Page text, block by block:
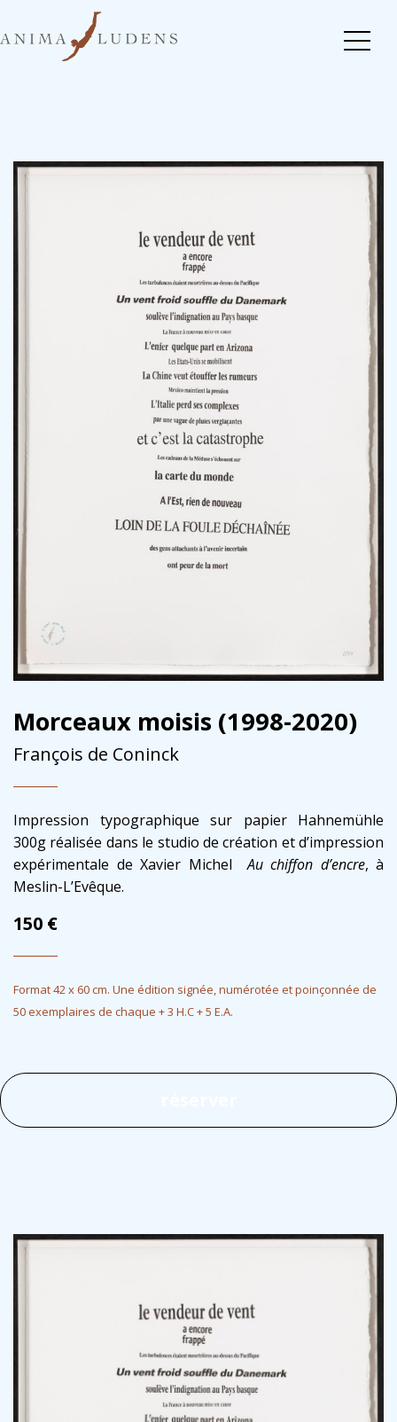
Morceaux moisis (1998-2020)
François de Coninck
Impression typographique sur papier Hahnemühle
300g réalisée dans le studio de création et d’impression
expérimentale de Xavier MichelAu chiffon d’encre, à
Meslin-L’Evêque.
150 €
Format 42 x 60 cm. Une édition signée, numérotée et poinçonnée de
50 exemplaires de chaque + 3 H.C + 5 E.A.